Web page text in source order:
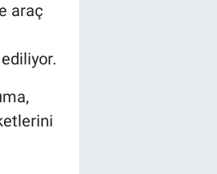
araç